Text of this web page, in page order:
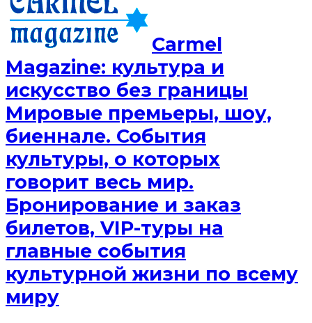
Сarmel
Magazine: культура и
искусство без границы
Мировые премьеры, шоу,
биеннале. События
культуры, о которых
говорит весь мир.
Бронирование и заказ
билетов, VIP-туры на
главные события
культурной жизни по всему
миру